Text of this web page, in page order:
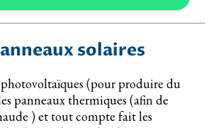
solaires
(pour produire du
panneaux thermiques (afin de
) et tout compte fait les